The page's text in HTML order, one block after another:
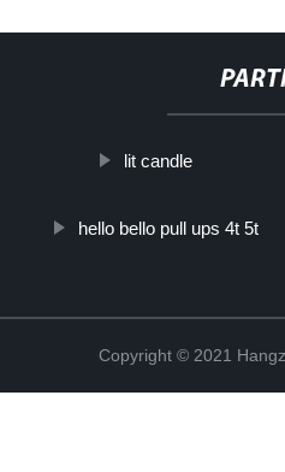
lit candle
hello bello pull ups 4t 5t
Copyright © 2021